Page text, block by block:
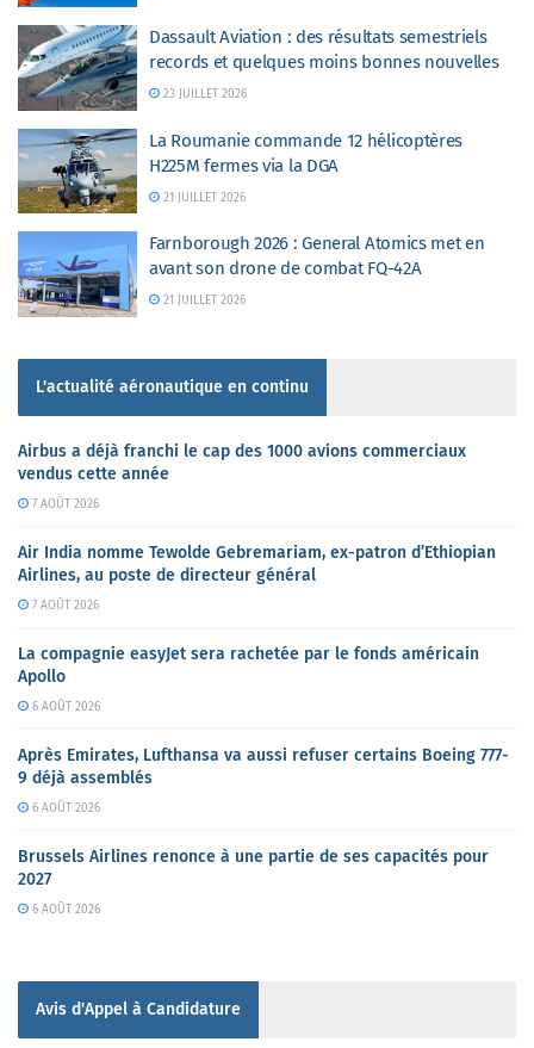
Dassault Aviation : des résultats semestriels
records et quelques moins bonnes nouvelles
23 JUILLET 2026
La Roumanie commande 12 hélicoptères
H225M fermes via la DGA
21 JUILLET 2026
Farnborough 2026 : General Atomics met en
avant son drone de combat FQ-42A
21 JUILLET 2026
L'actualité aéronautique en continu
Airbus a déjà franchi le cap des 1000 avions commerciaux
vendus cette année
7 AOÛT 2026
Air India nomme Tewolde Gebremariam, ex-patron d’Ethiopian
Airlines, au poste de directeur général
7 AOÛT 2026
La compagnie easyJet sera rachetée par le fonds américain
Apollo
6 AOÛT 2026
Après Emirates, Lufthansa va aussi refuser certains Boeing 777-
9 déjà assemblés
6 AOÛT 2026
Brussels Airlines renonce à une partie de ses capacités pour
2027
6 AOÛT 2026
Avis d'Appel à Candidature